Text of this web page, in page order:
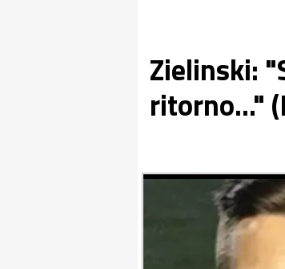
Zielinski:
ritorno..."